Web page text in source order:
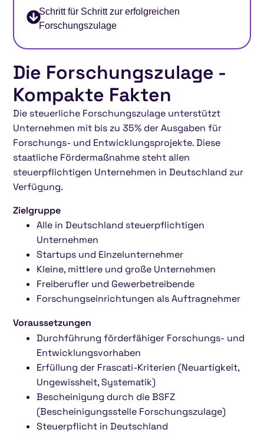
Schritt für Schritt zur erfolgreichen
Forschungszulage
Die Forschungszulage -
Kompakte Fakten
Die steuerliche Forschungszulage unterstützt
Unternehmen mit bis zu 35% der Ausgaben für
Forschungs- und Entwicklungsprojekte. Diese
staatliche Fördermaßnahme steht allen
steuerpflichtigen Unternehmen in Deutschland zur
Verfügung.
Zielgruppe
Alle in Deutschland steuerpflichtigen
Unternehmen
Startups und Einzelunternehmer
Kleine, mittlere und große Unternehmen
Freiberufler und Gewerbetreibende
Forschungseinrichtungen als Auftragnehmer
Voraussetzungen
Durchführung förderfähiger Forschungs- und
Entwicklungsvorhaben
Erfüllung der Frascati-Kriterien (Neuartigkeit,
Ungewissheit, Systematik)
Bescheinigung durch die BSFZ
(Bescheinigungsstelle Forschungszulage)
Steuerpflicht in Deutschland